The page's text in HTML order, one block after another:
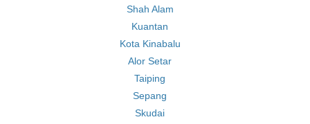
Shah Alam
Kuantan
Kota Kinabalu
Alor Setar
Taiping
Sepang
Skudai